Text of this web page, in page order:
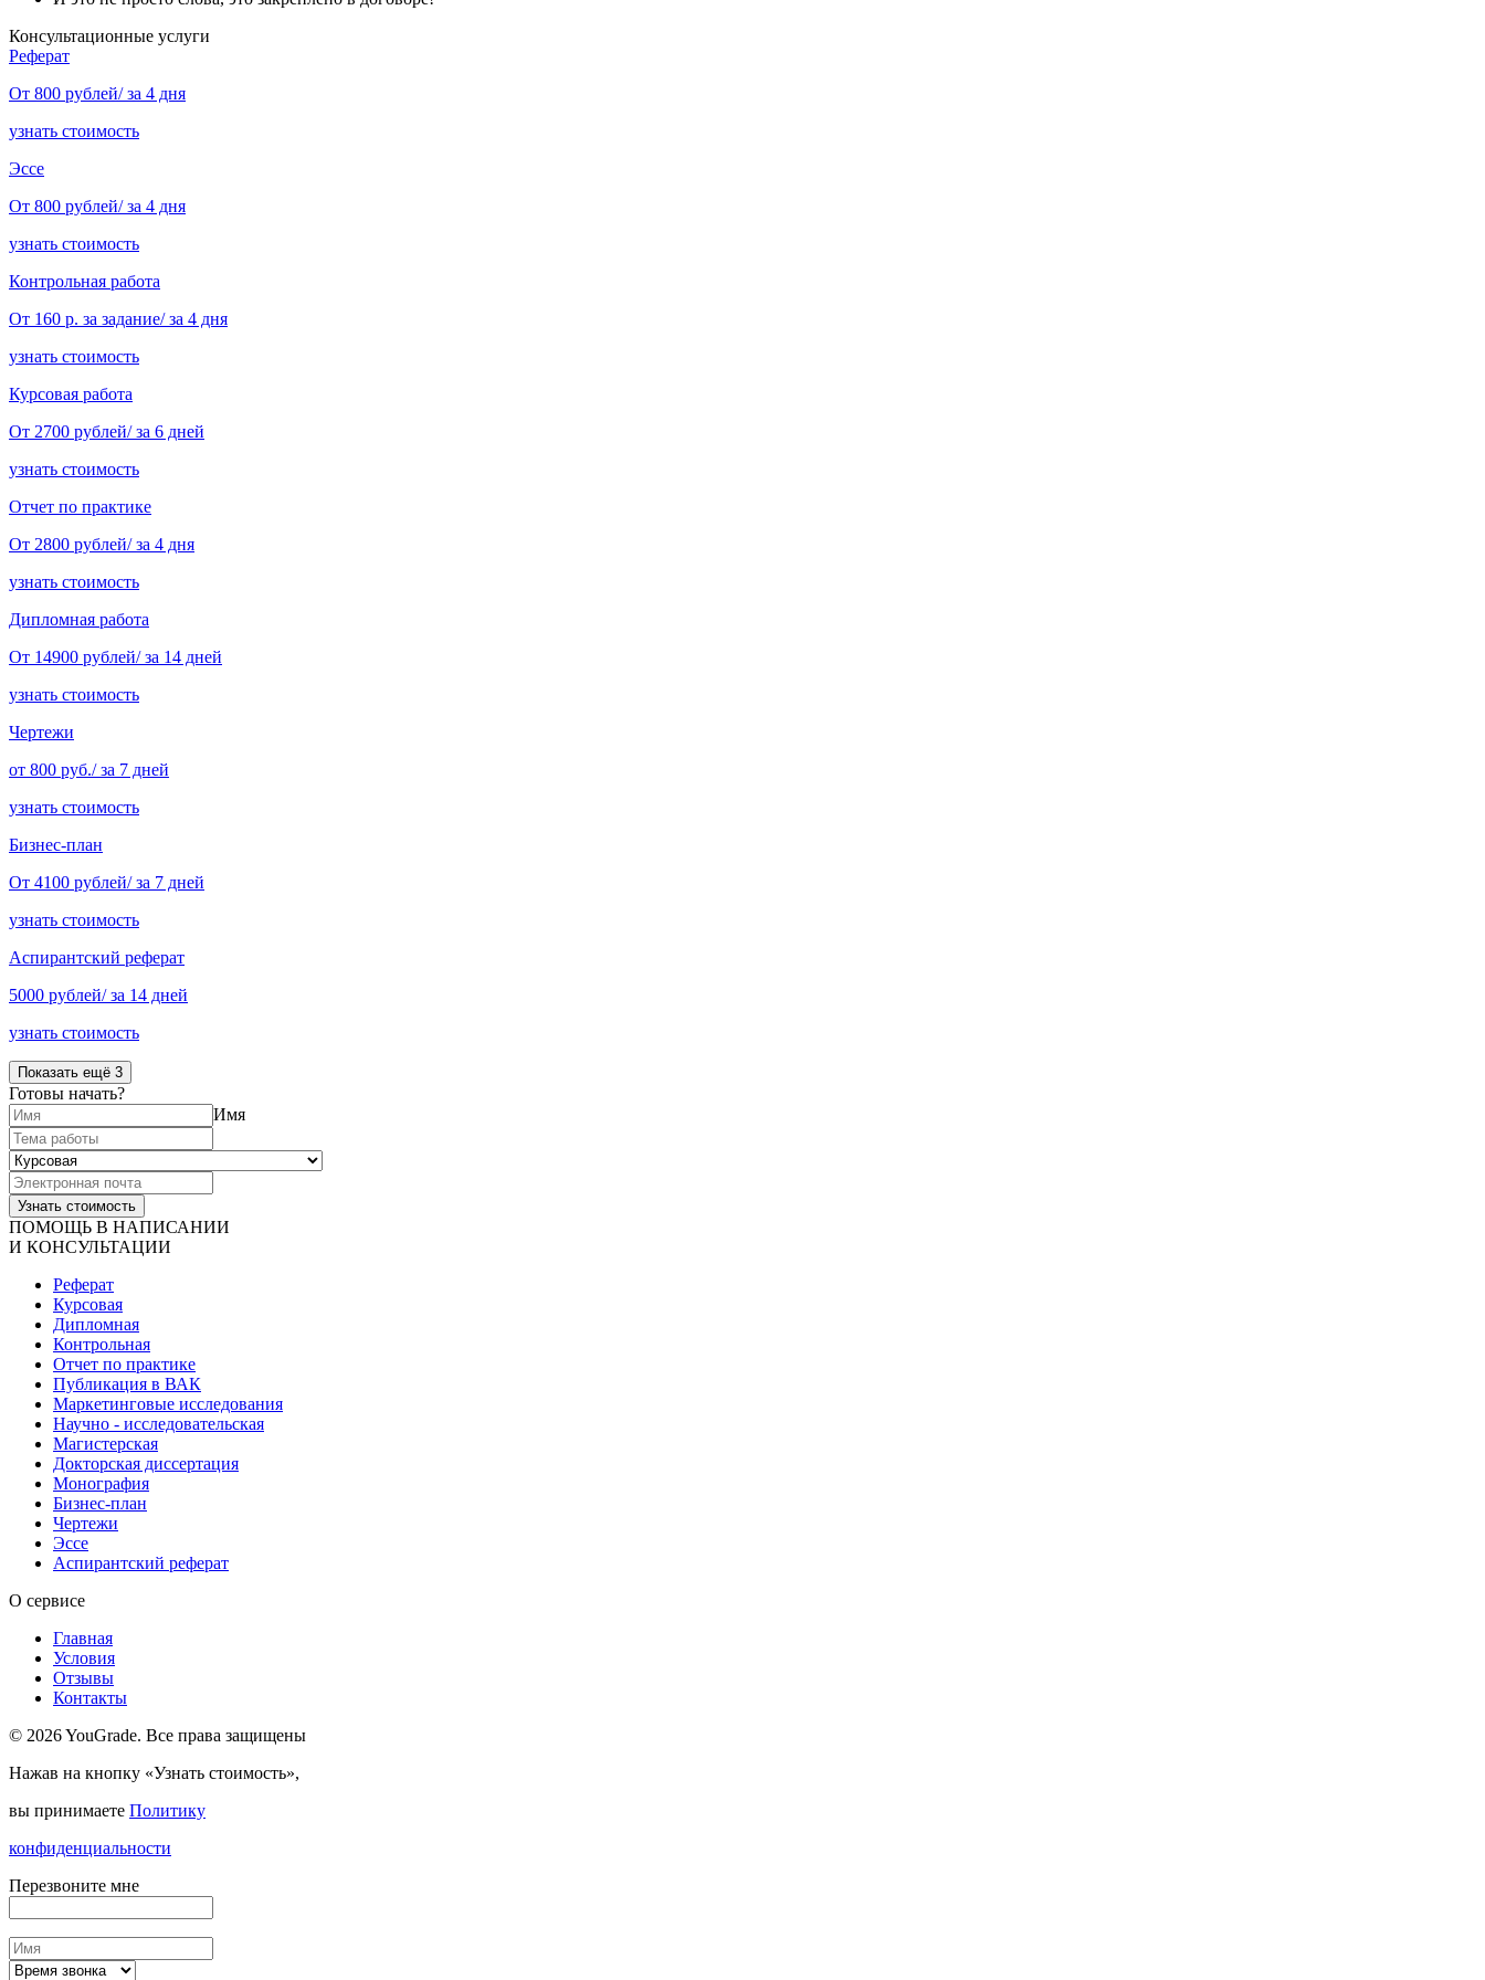
Консультационные услуги
Реферат
От 800 рублей/ за 4 дня
узнать стоимость
Эссе
От 800 рублей/ за 4 дня
узнать стоимость
Контрольная работа
От 160 р. за задание/ за 4 дня
узнать стоимость
Курсовая работа
От 2700 рублей/ за 6 дней
узнать стоимость
Отчет по практике
От 2800 рублей/ за 4 дня
узнать стоимость
Дипломная работа
От 14900 рублей/ за 14 дней
узнать стоимость
Чертежи
от 800 руб./ за 7 дней
узнать стоимость
Бизнес-план
От 4100 рублей/ за 7 дней
узнать стоимость
Аспирантский реферат
5000 рублей/ за 14 дней
узнать стоимость
Показать ещё 3
Готовы начать?
Имя
ПОМОЩЬ В НАПИСАНИИ
И КОНСУЛЬТАЦИИ
Реферат
Курсовая
Дипломная
Контрольная
Отчет по практике
Публикация в ВАК
Маркетинговые исследования
Научно - исследовательская
Магистерская
Докторская диссертация
Монография
Бизнес-план
Чертежи
Эссе
Аспирантский реферат
О сервисе
Главная
Условия
Отзывы
Контакты
© 2026 YouGrade. Все права защищены
Нажав на кнопку «Узнать стоимость»,
вы принимаете Политику
конфиденциальности
Перезвоните мне